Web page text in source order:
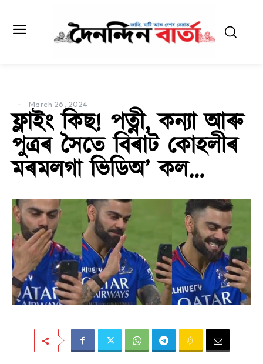
March 26, 2024
ফ্লাইং কিছ! পত্নী, কন্যা আৰু
পুত্ৰৰ সৈতে বিৰাট কোহলীৰ
মৰমলগা ভিডিঅ’ কল…